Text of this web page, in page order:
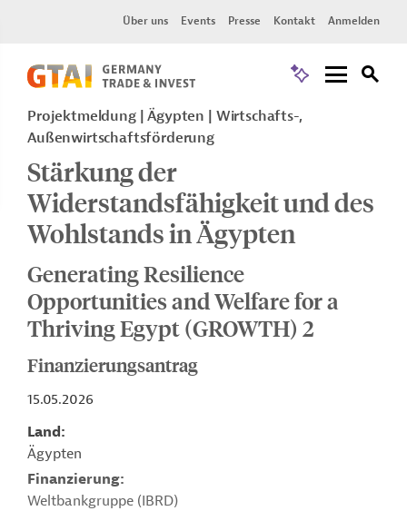
Über uns Events Presse Kontakt Anmelden
Projektmeldung Ägypten
Wirtschafts-,
Außenwirtschaftsförderung
Stärkung der
Widerstandsfähigkeit und des
Wohlstands in Ägypten
Generating Resilience
Opportunities and Welfare for a
Thriving Egypt (GROWTH) 2
Finanzierungsantrag
15.05.2026
Land
Ägypten
Finanzierung
Weltbankgruppe (IBRD)